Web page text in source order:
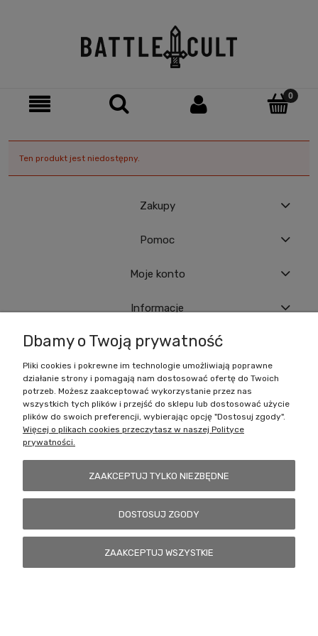
Ten produkt jest niedostępny.
Zakupy
Pomoc
Moje konto
Informacje
Battlecult | ul. Benedykta Dybowskiego 45/7, 41-208 Sosnowiec, woj.
śląskie | Email:kontakt@battlecult.plTel.: 669966242 | NIP:
6443563610 REGON: 520502331
POKAŻ PEŁNĄ WERSJĘ STRONY
Dbamy o Twoją prywatność
Pliki cookies i pokrewne im technologie umożliwiają poprawne
działanie strony i pomagają nam dostosować ofertę do Twoich
potrzeb. Możesz zaakceptować wykorzystanie przez nas
wszystkich tych plików i przejść do sklepu lub dostosować użycie
plików do swoich preferencji, wybierając opcję "Dostosuj zgody".
Więcej o plikach cookies przeczytasz w naszej Polityce
prywatności.
ZAAKCEPTUJ TYLKO NIEZBĘDNE
DOSTOSUJ ZGODY
ZAAKCEPTUJ WSZYSTKIE